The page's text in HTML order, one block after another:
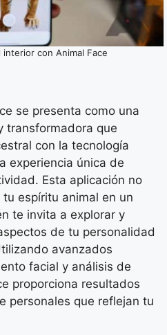
interior con Animal Face
se presenta como una
transformadora que
con la tecnología
experiencia única de
Esta aplicación no
espíritu animal en un
te invita a explorar y
de tu personalidad
avanzados
facial y análisis de
proporciona resultados
personales que reflejan tu